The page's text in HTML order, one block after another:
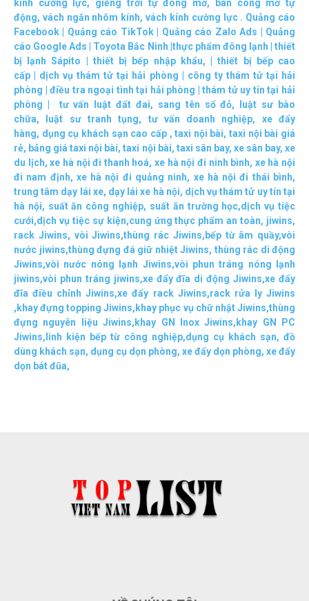
kính cường lực, giếng trời tự đóng mở,
ban công mở tự
động, vách ngăn nhôm kính,vách kính cường lực. Quảng cáo
Facebook
Quảng cáo TikTok| Quảng cáo Zalo Ads
Quảng
cáo Google Ads
Toyota Bắc Ninh | thực phẩm đông lạnh |thiết
bị lạnh Sápito
thiết bị bếp nhập khẩu, |thiết bị bếp cao
cấp
dịch vụ thám tử tại hải phòng
công ty thám tử tại hải
phòng |điều tra ngoại tình tại hải phòng |thám tử uy tín tại hải
phòng
tư vấn luật đất đai, sang tên sổ đỏ,
luật sư bào
chữa, luật sư tranh tụng, tư vấn doanh nghiệp, xe đẩy
hàng, dụng cụ khách sạn cao cấp,taxi nội bài,taxi nội bài giá
rẻ, bảng giá taxi nội bài,taxi nội bài, taxi sân bay, xe sân bay,xe
du lịch,xe hà nội đi thanh hoá, xe hà nội đi ninh bình, xe hà nội
đi nam định, xe hà nội đi quảng ninh, xe hà nội đi thái bình,
trung tâm dạy lái xe, dạy lái xe hà nội, dịch vụ thám tử uy tín tại
hà nội, suất ăn công nghiệp, suất ăn trường học,dịch vụ tiệc
cưới,dịch vụ tiệc sự kiện,cung ứng thực phẩm an toàn, jiwins,
rack Jiwins, vòi Jiwins,thùng rác Jiwins, bếp từ âm quầy,vòi
nước jiwins,thùng đựng đá giữ nhiệt Jiwins, thùng rác di động
Jiwins,vòi nước nóng lạnh Jiwins,vòi phun tráng nóng lạnh
jiwins,vòi phun tráng jiwins,xe đẩy đĩa di động Jiwins,xe đẩy
đĩa điều chỉnh Jiwins,xe đẩy rack Jiwins,rack rửa ly Jiwins
, khay đựng topping Jiwins, khay phục vụ chữ nhật Jiwins,thùng
đựng nguyên liệu Jiwins, khay GN Inox Jiwins, khay GN PC
Jiwins, linh kiện bếp từ công nghiệp,dụng cụ khách sạn, đồ
dùng khách sạn, dụng cụ dọn phòng, xe đẩy dọn phòng, xe đẩy
dọn bát đũa,